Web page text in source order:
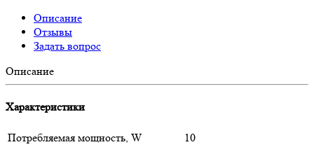
Описание
Отзывы
Задать вопрос
Описание
Характеристики
Потребляемая мощность, W 10